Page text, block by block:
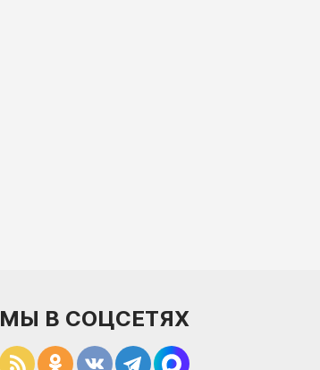
МЫ В СОЦСЕТЯХ